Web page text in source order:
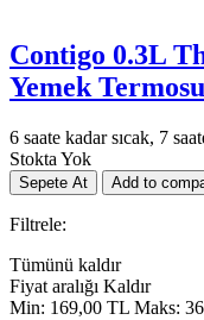
Contigo 0.3L
Yemek
6 saate kadar sıcak, 7
Stokta Yok
Filtrele:
Tümünü kaldır
Fiyat aralığı Kaldır
Min: 169,00 TL Maks: